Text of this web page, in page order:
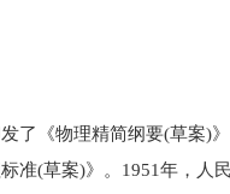
了《物理精简纲要(草案
准(草案)》。1951年，